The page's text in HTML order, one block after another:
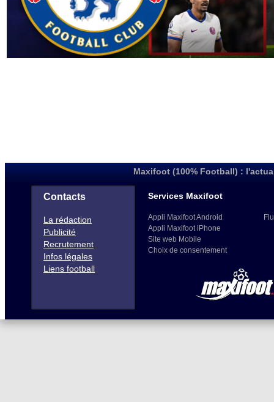
Maxifoot (100% Football) :
Contacts
La rédaction
Publicité
Recrutement
Infos légales
Liens football
Services Maxifoot
Appli Maxifoot Android
Appli Maxifoot iPhone
Site web Mobile
Choix de consentement